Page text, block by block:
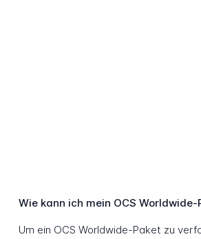
Wie kann ich mein OCS
Um ein OCS Worldwide-Paket zu